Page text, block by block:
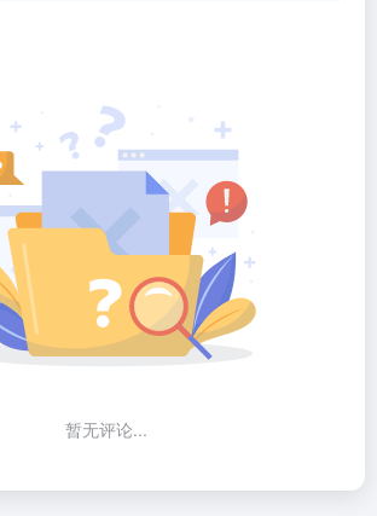
暂无评论...